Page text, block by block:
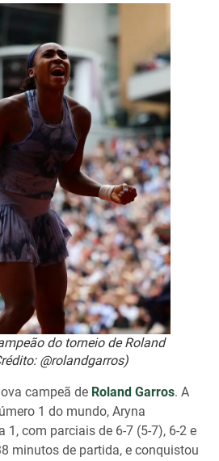
do torneio de Roland
@rolandgarros)
campeã de Roland Garros. A
1 do mundo, Aryna
1, com parciais de 6-7 (5-7), 6-2 e
minutos de partida, e conquistou